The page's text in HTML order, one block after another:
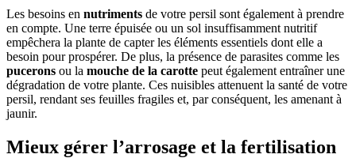
Les besoins en nutriments de votre persil sont également à prendre
en compte. Une terre épuisée ou un sol insuffisamment nutritif
empêchera la plante de capter les éléments essentiels dont elle a
besoin pour prospérer. De plus, la présence de parasites comme les
pucerons ou la mouche de la carotte peut également entraîner une
dégradation de votre plante. Ces nuisibles attenuent la santé de votre
persil, rendant ses feuilles fragiles et, par conséquent, les amenant à
jaunir.
Mieux gérer l’arrosage et la fertilisation